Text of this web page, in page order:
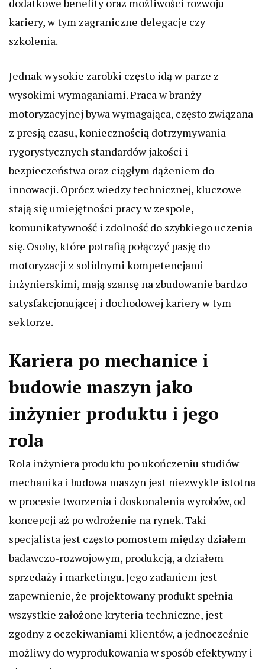
dodatkowe benefity oraz możliwości rozwoju
kariery, w tym zagraniczne delegacje czy
szkolenia.
Jednak wysokie zarobki często idą w parze z
wysokimi wymaganiami. Praca w branży
motoryzacyjnej bywa wymagająca, często związana
z presją czasu, koniecznością dotrzymywania
rygorystycznych standardów jakości i
bezpieczeństwa oraz ciągłym dążeniem do
innowacji. Oprócz wiedzy technicznej, kluczowe
stają się umiejętności pracy w zespole,
komunikatywność i zdolność do szybkiego uczenia
się. Osoby, które potrafią połączyć pasję do
motoryzacji z solidnymi kompetencjami
inżynierskimi, mają szansę na zbudowanie bardzo
satysfakcjonującej i dochodowej kariery w tym
sektorze.
Kariera po mechanice i
budowie maszyn jako
inżynier produktu i jego
rola
Rola inżyniera produktu po ukończeniu studiów
mechanika i budowa maszyn jest niezwykle istotna
w procesie tworzenia i doskonalenia wyrobów, od
koncepcji aż po wdrożenie na rynek. Taki
specjalista jest często pomostem między działem
badawczo-rozwojowym, produkcją, a działem
sprzedaży i marketingu. Jego zadaniem jest
zapewnienie, że projektowany produkt spełnia
wszystkie założone kryteria techniczne, jest
zgodny z oczekiwaniami klientów, a jednocześnie
możliwy do wyprodukowania w sposób efektywny i